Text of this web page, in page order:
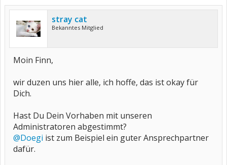
stray cat
Bekanntes Mitglied
Moin Finn,
wir duzen uns hier alle, ich hoffe, das ist okay für
Dich.
Hast Du Dein Vorhaben mit unseren
Administratoren abgestimmt?
@Doegi ist zum Beispiel ein guter Ansprechpartner
dafür.